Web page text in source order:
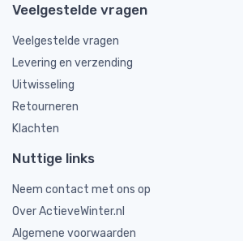
Veelgestelde vragen
Veelgestelde vragen
Levering en verzending
Uitwisseling
Retourneren
Klachten
Nuttige links
Neem contact met ons op
Over ActieveWinter.nl
Algemene voorwaarden